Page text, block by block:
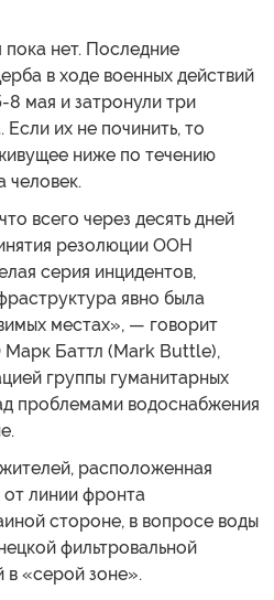
нет. Последние
в ходе военных действий
мая и затронули три
их не починить, то
ниже по течению
человек.
всего через десять дней
резолюции ООН
серия инцидентов,
явно была
местах», — говорит
Баттл (Mark Buttle),
группы гуманитарных
проблемами водоснабжения
расположенная
от линии фронта
стороне, в вопросе воды
фильтровальной
в «серой зоне».